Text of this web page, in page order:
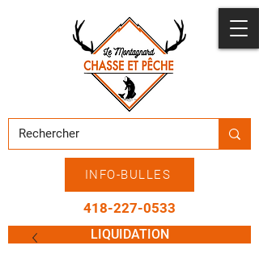
INFO-BULLES
418-227-0533
LIQUIDATION